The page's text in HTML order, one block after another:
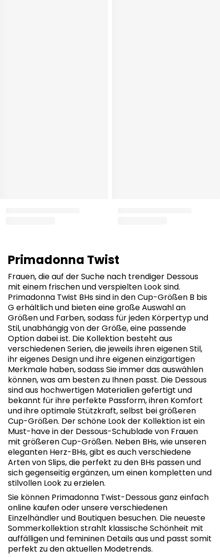
Primadonna Twist
Frauen, die auf der Suche nach trendiger Dessous
mit einem frischen und verspielten Look sind.
Primadonna Twist BHs sind in den Cup-Größen B bis
G erhältlich und bieten eine große Auswahl an
Größen und Farben, sodass für jeden Körpertyp und
Stil, unabhängig von der Größe, eine passende
Option dabei ist. Die Kollektion besteht aus
verschiedenen Serien, die jeweils ihren eigenen Stil,
ihr eigenes Design und ihre eigenen einzigartigen
Merkmale haben, sodass Sie immer das auswählen
können, was am besten zu Ihnen passt. Die Dessous
sind aus hochwertigen Materialien gefertigt und
bekannt für ihre perfekte Passform, ihren Komfort
und ihre optimale Stützkraft, selbst bei größeren
Cup-Größen. Der schöne Look der Kollektion ist ein
Must-have in der Dessous-Schublade von Frauen
mit größeren Cup-Größen. Neben BHs, wie unseren
eleganten Herz-BHs, gibt es auch verschiedene
Arten von Slips, die perfekt zu den BHs passen und
sich gegenseitig ergänzen, um einen kompletten und
stilvollen Look zu erzielen.
Sie können Primadonna Twist-Dessous ganz einfach
online kaufen oder unsere verschiedenen
Einzelhändler und Boutiquen besuchen. Die neueste
Sommerkollektion strahlt klassische Schönheit mit
auffälligen und femininen Details aus und passt somit
perfekt zu den aktuellen Modetrends.